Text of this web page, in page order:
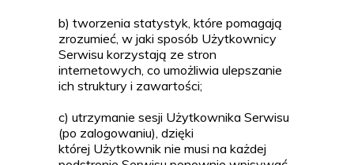
b) tworzenia statystyk, które pomagają
zrozumieć, w jaki sposób Użytkownicy
Serwisu korzystają ze stron
internetowych, co umożliwia ulepszanie
ich struktury i zawartości;
c) utrzymanie sesji Użytkownika Serwisu
(po zalogowaniu), dzięki
której Użytkownik nie musi na każdej